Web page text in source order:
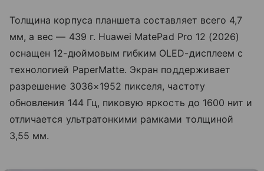
Толщина корпуса планшета составляет всего 4,7
мм, а вес — 439 г. Huawei MatePad Pro 12 (2026)
оснащен 12-дюймовым гибким OLED-дисплеем с
технологией PaperMatte. Экран поддерживает
разрешение 3036×1952 пикселя, частоту
обновления 144 Гц, пиковую яркость до 1600 нит и
отличается ультратонкими рамками толщиной
3,55 мм.